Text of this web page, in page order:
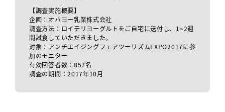
【調査実施概要】
企画：オハヨー乳業株式会社
調査方法：ロイテリヨーグルトをご自宅に送付し、1~2週
間試食していただきました。
対象：アンチエイジングフェアツーリズムEXPO2017に参
加のモニター
有効回答者数：857名
調査の期間：2017年10月